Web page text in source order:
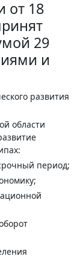
от 18
29
и
развития
области
период;